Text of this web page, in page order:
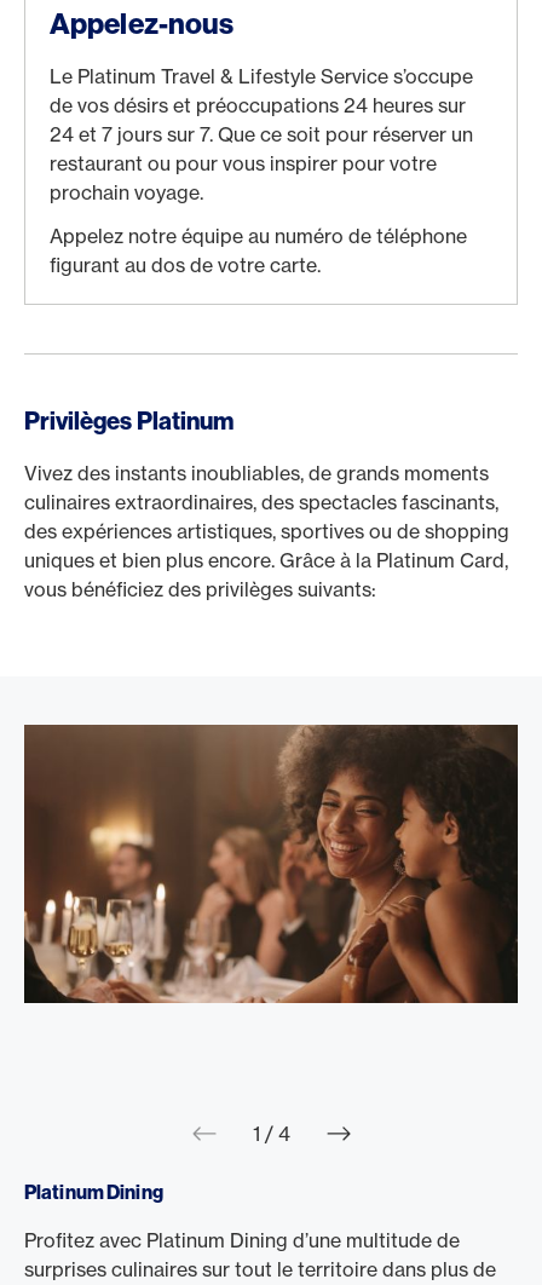
Appelez-nous
Le Platinum Travel & Lifestyle Service s’occupe
de vos désirs et préoccupations 24 heures sur
24 et 7 jours sur 7. Que ce soit pour réserver un
restaurant ou pour vous inspirer pour votre
prochain voyage.
Appelez notre équipe au numéro de téléphone
figurant au dos de votre carte.
Privilèges Platinum
Vivez des instants inoubliables, de grands moments
culinaires extraordinaires, des spectacles fascinants,
des expériences artistiques, sportives ou de shopping
uniques et bien plus encore. Grâce à la Platinum Card,
vous bénéficiez des privilèges suivants:
1 / 4
Platinum Dining
Profitez avec Platinum Dining d’une multitude de
surprises culinaires sur tout le territoire dans plus de